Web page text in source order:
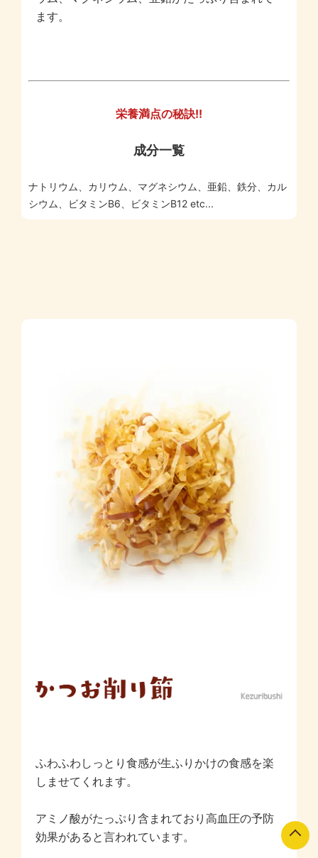
ます。
栄養満点の秘訣!!
成分一覧
ナトリウム、カリウム、マグネシウム、亜鉛、鉄分、カル
シウム、ビタミンB6、ビタミンB12 etc...
ふわふわしっとり食感が生ふりかけの食感を楽
しませてくれます。
アミノ酸がたっぷり含まれており高血圧の予防
効果があると言われています。